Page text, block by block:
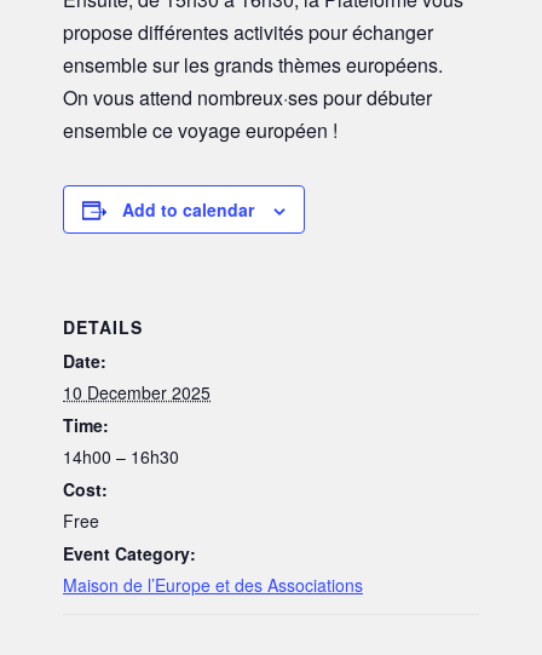
propose différentes activités pour échanger
ensemble sur les grands thèmes européens.
On vous attend nombreux·ses pour débuter
ensemble ce voyage européen !
Add to calendar
DETAILS
Date:
10 December 2025
Time:
14h00 – 16h30
Cost:
Free
Event Category:
Maison de l’Europe et des Associations